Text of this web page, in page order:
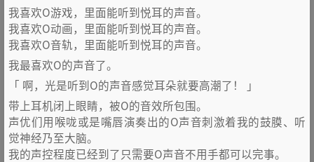
我喜欢O游戏，里面能听到悦耳的声音。
我喜欢O动画，里面能听到悦耳的声音。
我喜欢O音轨，里面能听到悦耳的声音。
我最喜欢O的声音了。
「 啊，光是听到O的声音感觉耳朵就要高潮了！ 」
带上耳机闭上眼睛，被O的音效所包围。
声优们用喉咙或是嘴唇演奏出的O声音刺激着我的鼓膜、听
觉神经乃至大脑。
我的声控程度已经到了只需要O声音不用手都可以完事。